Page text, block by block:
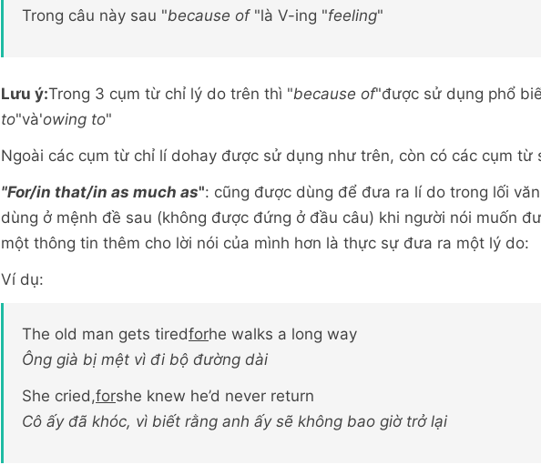
Trong câu này sau "because of"là V-ing "feeling"
Lưu ý:Trong 3 cụm từ chỉ lý do trên thì "because of"được sử dụng phổ
to"và'owing to"
Ngoài các cụm từ chỉ lí dohay được sử dụng như trên, còn có các cụm từ
"For/in that/in as much as": cũng được dùng để đưa ra lí do trong lối
dùng ở mệnh đề sau (không được đứng ở đầu câu) khi người nói muốn
một thông tin thêm cho lời nói của mình hơn là thực sự đưa ra một lý do:
Ví dụ:
The old man gets tiredforhe walks a long way
Ông già bị mệt vì đi bộ đường dài
She cried,forshe knew he’d never return
Cô ấy đã khóc, vì biết rằng anh ấy sẽ không bao giờ trở lại